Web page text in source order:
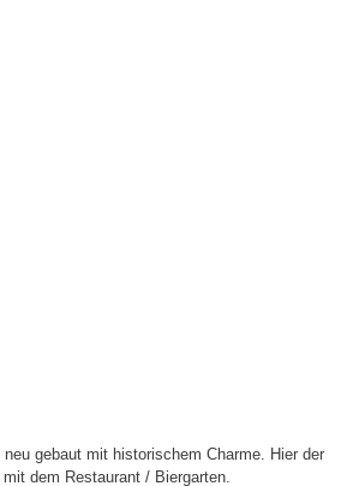
gebaut mit historischem Charme. Hier der
mit dem Restaurant / Biergarten.